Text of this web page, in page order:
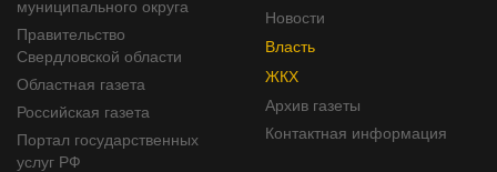
муниципального округа
Правительство
Свердловской области
Областная газета
Российская газета
Портал государственных
услуг РФ
Новости
Власть
ЖКХ
Архив газеты
Контактная информация